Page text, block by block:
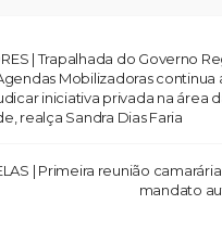
| Trapalhada do Governo
Mobilizadoras continua
iniciativa privada na área
realça Sandra Dias Faria
| Primeira reunião
mandato